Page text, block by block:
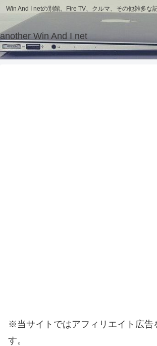
Win And I netの別館。Fire TV、クルマ、その他雑多な
another Win And I net
※当サイトではアフィリエイト広告
す。